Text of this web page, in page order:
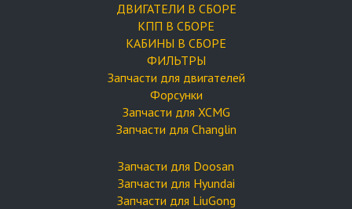
ДВИГАТЕЛИ В СБОРЕ
КПП В СБОРЕ
КАБИНЫ В СБОРЕ
ФИЛЬТРЫ
Запчасти для двигателей
Форсунки
Запчасти для XCMG
Запчасти для Changlin
Запчасти для Doosan
Запчасти для Hyundai
Запчасти для LiuGong